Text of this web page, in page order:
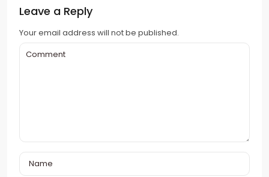
Leave a Reply
Your email address will not be published.